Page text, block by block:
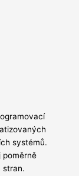
systémů.
poměrně
stran.